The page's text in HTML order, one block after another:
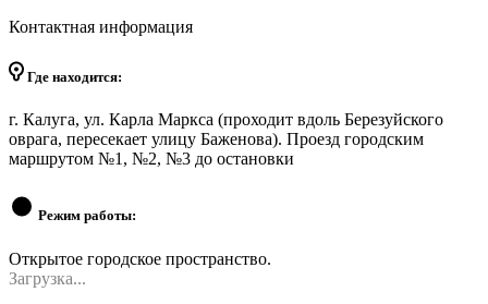
Контактная информация
Где находится:
г. Калуга, ул. Карла Маркса (проходит вдоль Березуйского
оврага, пересекает улицу Баженова). Проезд городским
маршрутом №1, №2, №3 до остановки
Режим работы:
Открытое городское пространство.
Загрузка...